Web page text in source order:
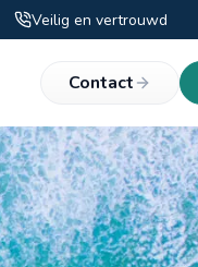
Veilig en vertrouwd
Contact
Zoeken